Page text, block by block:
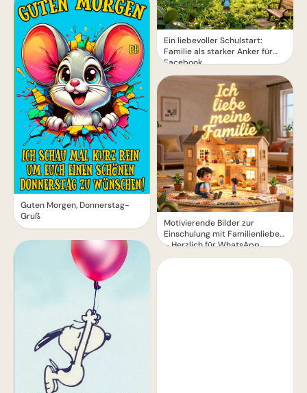
Guten Morgen, Donnerstag-
Gruß
Ein liebevoller Schulstart:
Familie als starker Anker für
Facebook
Motivierende Bilder zur
Einschulung mit Familienliebe
– Herzlich für WhatsApp